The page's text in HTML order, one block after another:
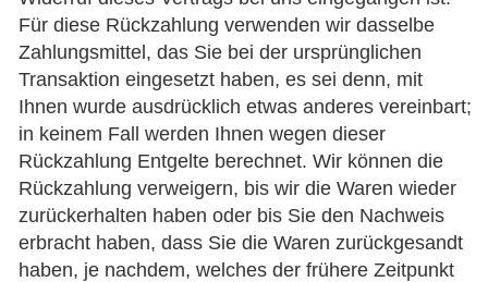
Für diese Rückzahlung verwenden wir dasselbe
Zahlungsmittel, das Sie bei der ursprünglichen
Transaktion eingesetzt haben, es sei denn, mit
Ihnen wurde ausdrücklich etwas anderes vereinbart;
in keinem Fall werden Ihnen wegen dieser
Rückzahlung Entgelte berechnet. Wir können die
Rückzahlung verweigern, bis wir die Waren wieder
zurückerhalten haben oder bis Sie den Nachweis
erbracht haben, dass Sie die Waren zurückgesandt
haben, je nachdem, welches der frühere Zeitpunkt